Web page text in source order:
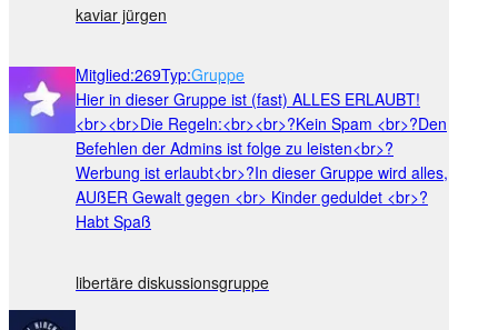
kaviar jürgen
Mitglied:269Typ:Gruppe
Hier in dieser Gruppe ist (fast) ALLES ERLAUBT!
<br><br>Die Regeln:<br><br>?Kein Spam <br>?Den
Befehlen der Admins ist folge zu leisten<br>?
Werbung ist erlaubt<br>?In dieser Gruppe wird alles,
AUßER Gewalt gegen <br> Kinder geduldet <br>?
Habt Spaß
libertäre diskussionsgruppe